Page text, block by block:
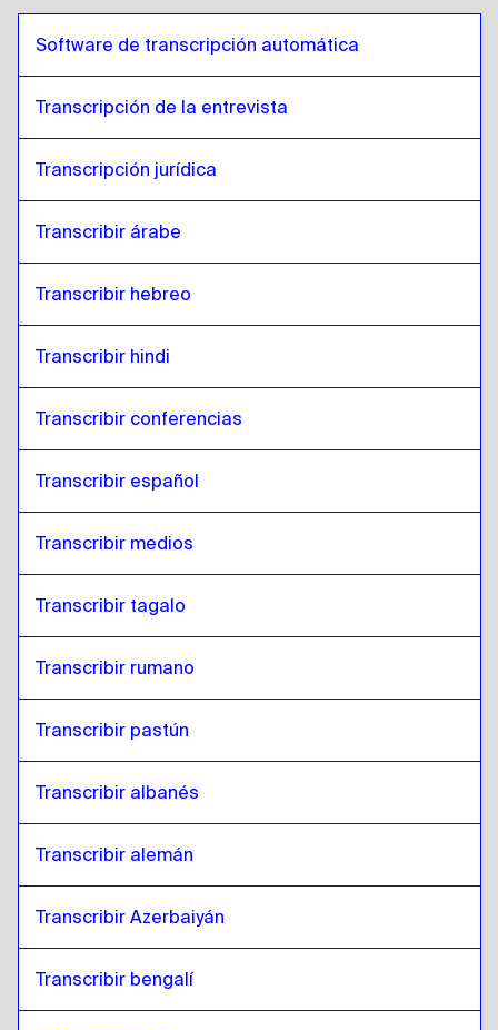
Software de transcripción automática
Transcripción de la entrevista
Transcripción jurídica
Transcribir árabe
Transcribir hebreo
Transcribir hindi
Transcribir conferencias
Transcribir español
Transcribir medios
Transcribir tagalo
Transcribir rumano
Transcribir pastún
Transcribir albanés
Transcribir alemán
Transcribir Azerbaiyán
Transcribir bengalí